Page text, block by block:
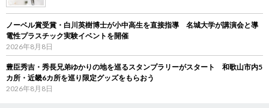
ノーベル賞受賞・白川英樹博士が小中高生を直接指導 名城大学が講演会と導
電性プラスチック実験イベントを開催
2026年8月8日
豊臣秀吉・秀長兄弟ゆかりの地を巡るスタンプラリーがスタート 和歌山市内5
カ所・近畿6カ所を巡り限定グッズをもらおう
2026年8月8日